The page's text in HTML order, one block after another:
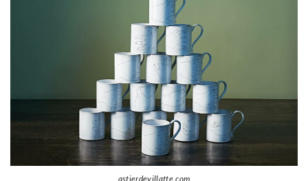
astierdevillatte.com